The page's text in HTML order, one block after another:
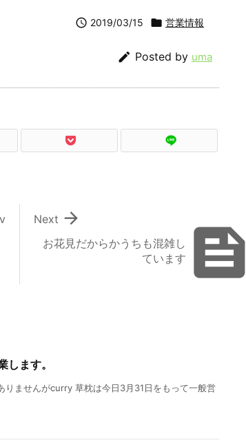
 2019/03/15  営業情報
 Posted by uma

お花見だからかうちも混雑し
ています

Next
ます。
りませんがcurry 草枕は今日3月31日をもって一般営